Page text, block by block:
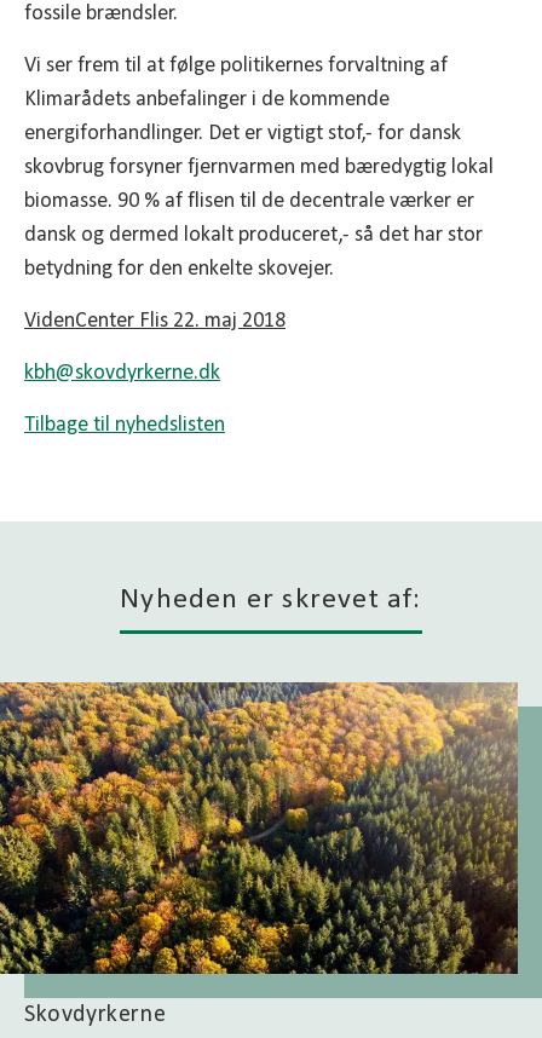
fossile brændsler.
Vi ser frem til at følge politikernes forvaltning af
Klimarådets anbefalinger i de kommende
energiforhandlinger. Det er vigtigt stof,- for dansk
skovbrug forsyner fjernvarmen med bæredygtig lokal
biomasse. 90 % af flisen til de decentrale værker er
dansk og dermed lokalt produceret,- så det har stor
betydning for den enkelte skovejer.
VidenCenter Flis 22. maj 2018
kbh@skovdyrkerne.dk
Tilbage til nyhedslisten
Nyheden er skrevet af:
Skovdyrkerne